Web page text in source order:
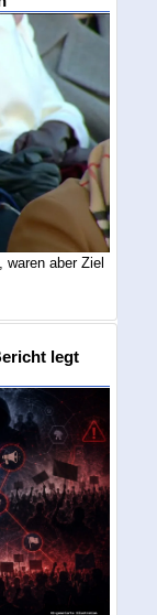
aber Ziel
legt